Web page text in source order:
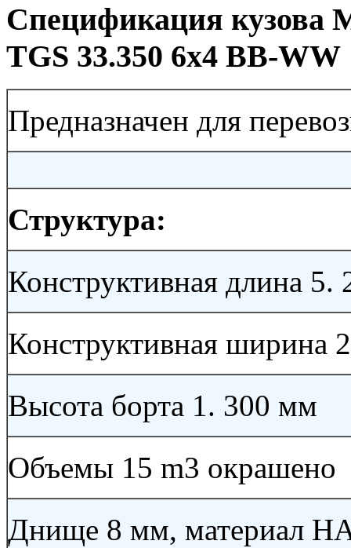
Спецификация кузова
TGS 33.350 6x4 BB-WW
Предназначен для
Структура:
Конструктивная длина 5.
Конструктивная ширина
Высота борта 1. 300 мм
Объемы 15 m3 окрашено
Днище 8 мм, материал